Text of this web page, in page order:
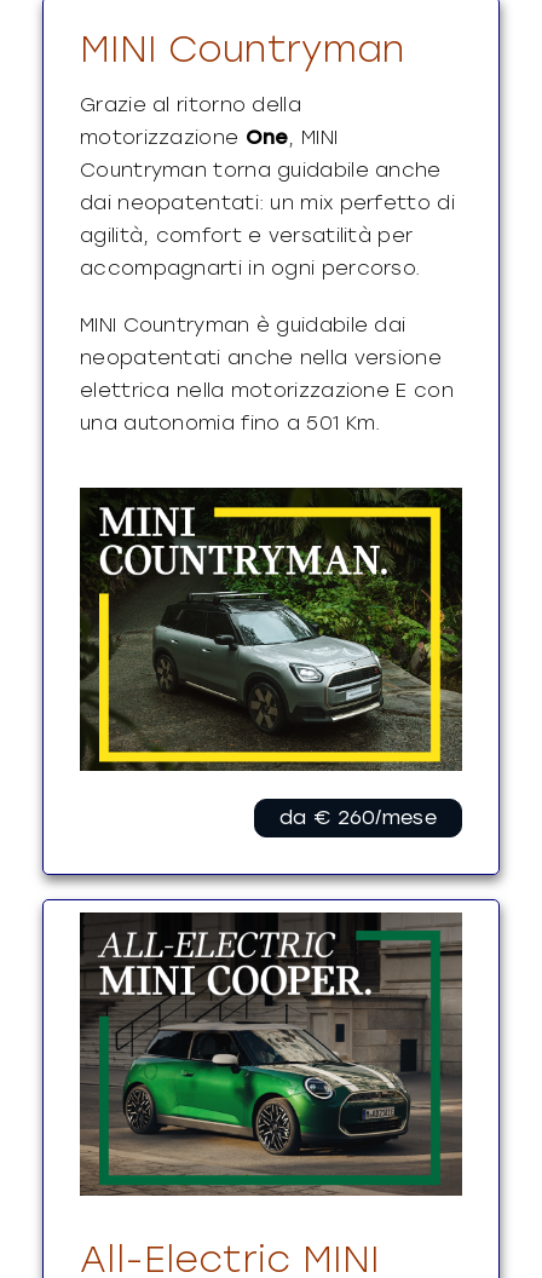
MINI Countryman
Grazie al ritorno della
motorizzazione One, MINI
Countryman torna guidabile anche
dai neopatentati: un mix perfetto di
agilità, comfort e versatilità per
accompagnarti in ogni percorso.
MINI Countryman è guidabile dai
neopatentati anche nella versione
elettrica nella motorizzazione E con
una autonomia fino a 501 Km.
da € 260/mese
All-Electric MINI